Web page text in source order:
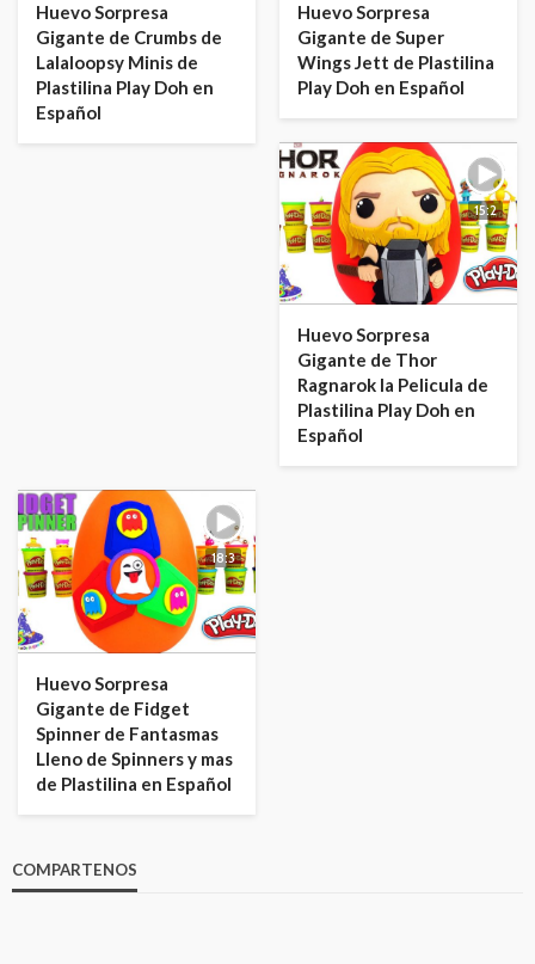
Huevo Sorpresa
Gigante de Crumbs de
Lalaloopsy Minis de
Plastilina Play Doh en
Español
Huevo Sorpresa
Gigante de Super
Wings Jett de Plastilina
Play Doh en Español
15:2
Huevo Sorpresa
Gigante de Thor
Ragnarok la Pelicula de
Plastilina Play Doh en
Español
18:3
Huevo Sorpresa
Gigante de Fidget
Spinner de Fantasmas
Lleno de Spinners y mas
de Plastilina en Español
COMPARTENOS